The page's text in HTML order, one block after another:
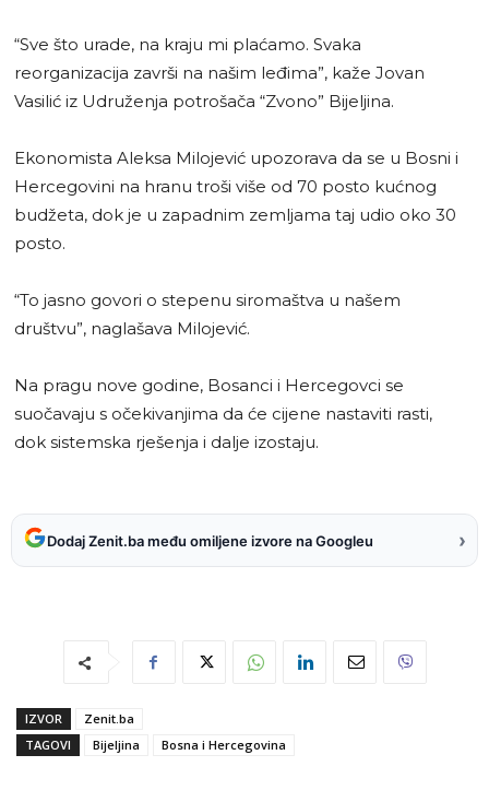
“Sve što urade, na kraju mi plaćamo. Svaka
reorganizacija završi na našim leđima”, kaže Jovan
Vasilić iz Udruženja potrošača “Zvono” Bijeljina.
Ekonomista Aleksa Milojević upozorava da se u Bosni i
Hercegovini na hranu troši više od 70 posto kućnog
budžeta, dok je u zapadnim zemljama taj udio oko 30
posto.
“To jasno govori o stepenu siromaštva u našem
društvu”, naglašava Milojević.
Na pragu nove godine, Bosanci i Hercegovci se
suočavaju s očekivanjima da će cijene nastaviti rasti,
dok sistemska rješenja i dalje izostaju.
Dodaj Zenit.ba među omiljene izvore na Googleu ›
IZVOR
Zenit.ba
TAGOVI
Bijeljina Bosna i Hercegovina